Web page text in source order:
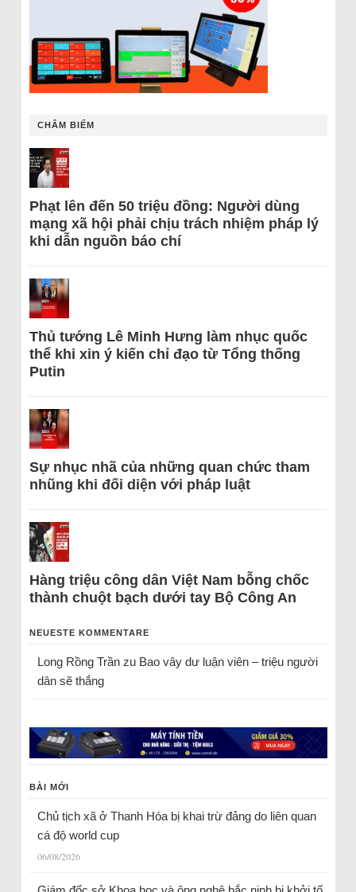
CHÂM BIẾM
Phạt lên đến 50 triệu đồng: Người dùng
mạng xã hội phải chịu trách nhiệm pháp lý
khi dẫn nguồn báo chí
Thủ tướng Lê Minh Hưng làm nhục quốc
thể khi xin ý kiến chỉ đạo từ Tổng thống
Putin
Sự nhục nhã của những quan chức tham
nhũng khi đối diện với pháp luật
Hàng triệu công dân Việt Nam bỗng chốc
thành chuột bạch dưới tay Bộ Công An
NEUESTE KOMMENTARE
Long Rồng Trầnzu Bao vây dư luận viên – triệu người
dân sẽ thắng
BÀI MỚI
Chủ tịch xã ở Thanh Hóa bị khai trừ đảng do liên quan
cá độ world cup
06/08/2026